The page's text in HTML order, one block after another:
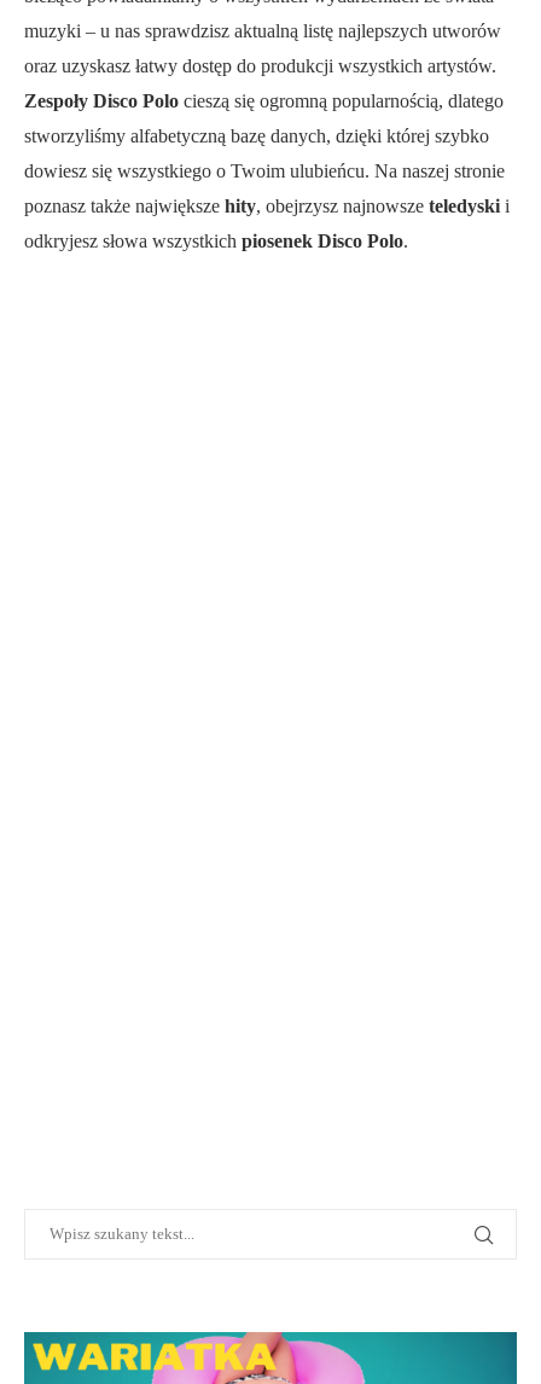
muzyki – u nas sprawdzisz aktualną listę najlepszych utworów
oraz uzyskasz łatwy dostęp do produkcji wszystkich artystów.
Zespoły Disco Polo cieszą się ogromną popularnością, dlatego
stworzyliśmy alfabetyczną bazę danych, dzięki której szybko
dowiesz się wszystkiego o Twoim ulubieńcu. Na naszej stronie
poznasz także największe hity, obejrzysz najnowsze teledyski i
odkryjesz słowa wszystkich piosenek Disco Polo.